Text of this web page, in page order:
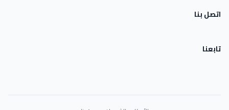
اتصل بنا
تابعنا